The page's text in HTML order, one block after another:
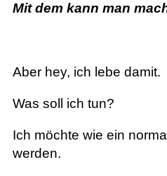
Mit dem kann man
Aber hey, ich lebe damit.
Was soll ich tun?
Ich möchte wie ein
werden.